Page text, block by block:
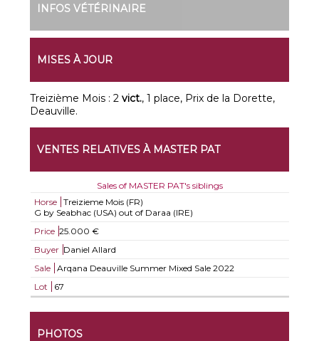
INFOS VÉTÉRINAIRE
MISES À JOUR
Treizième Mois : 2vict., 1 place, Prix de la Dorette,
Deauville.
VENTES RELATIVES À MASTER PAT
Sales of MASTER PAT's siblings
Horse
Treizieme Mois (FR)
G by Seabhac (USA) out of Daraa (IRE)
Price 25.000 €
Buyer Daniel Allard
Sale
Arqana Deauville Summer Mixed Sale 2022
Lot
67
PHOTOS